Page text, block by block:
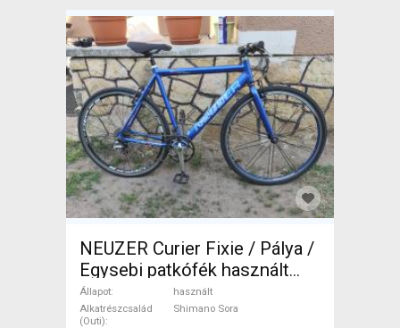
NEUZER Curier Fixie / Pálya /
Egysebi patkófék használt
ELADÓ
Állapot
használt
Alkatrészcsalád
(Outi)
Shimano Sora